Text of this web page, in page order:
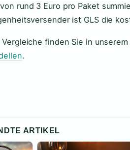
rund 3 Euro pro Paket
ist GLS die
finden Sie in
.
ARTIKEL